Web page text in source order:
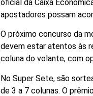
oficial da Caixa
apostadores possam
O próximo concurso da
devem estar atentos às
coluna do volante, com
No Super Sete, são
de 3 a 7 colunas. O